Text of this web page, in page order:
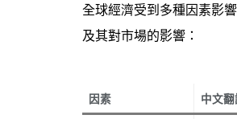
全球經濟受到多種因素影
及其對市場的影響：
因素 中文翻